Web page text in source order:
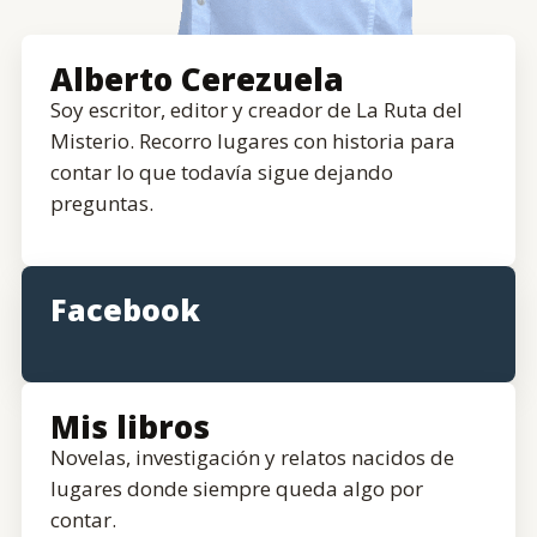
Alberto Cerezuela
Soy escritor, editor y creador de La Ruta del
Misterio. Recorro lugares con historia para
contar lo que todavía sigue dejando
preguntas.
Facebook
Mis libros
Novelas, investigación y relatos nacidos de
lugares donde siempre queda algo por
contar.